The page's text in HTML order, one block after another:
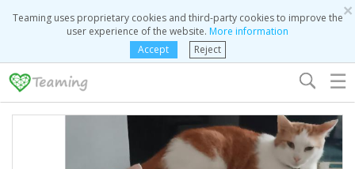
×
Teaming uses proprietary cookies and third-party cookies to improve the
user experience of the website. More information
Accept
Reject
☰